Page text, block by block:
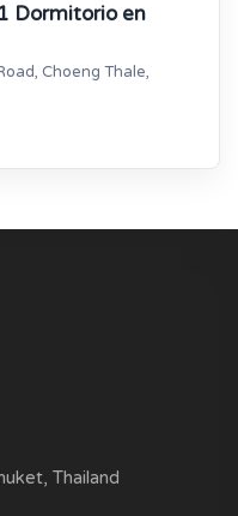
Dormitorio en
Choeng Thale,
Thailand